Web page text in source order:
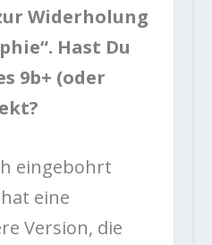
Widerholung
Hast Du
9b+ (oder
eingebohrt
hat eine
Version, die